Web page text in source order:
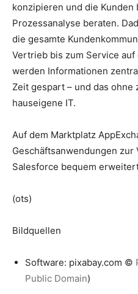
konzipieren und die Kunden
Prozessanalyse beraten.
die gesamte
Vertrieb bis zum Service
werden Informationen
Zeit gespart – und das
hauseigene IT.
Auf dem Marktplatz
Geschäftsanwendungen
Salesforce bequem
(ots)
Bildquellen
Software: pixabay.com ©
Public Domain)